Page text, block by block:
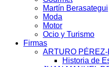
Martín Berasategui
Moda
Motor
Ocio y Turismo
Firmas
ARTURO
Historia de